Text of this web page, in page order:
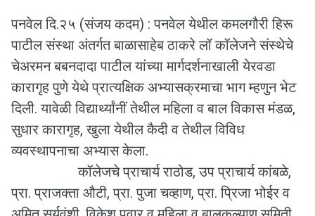
पनवेल दि.२५ (संजय कदम) : पनवेल येथील कमलगौरी हिरू
पाटील संस्था अंतर्गत बाळासाहेब ठाकरे लॉ कॉलेजने संस्थेचे
चेअरमन बबनदादा पाटील यांच्या मार्गदर्शनाखाली येरवडा
कारागृह पुणे येथे प्रात्यक्षिक अभ्यासक्रमाचा भाग म्हणुन भेट
दिली. यावेळी विद्यार्थ्यांनीं तेथील महिला व बाल विकास मंडळ,
सुधार कारागृह, खुला येथील कैदी व तेथील विविध
व्यवस्थापनाचा अभ्यास केला.
कॉलेजचे प्राचार्य राठोड, उप प्राचार्य कांबळे,
प्रा. प्राजक्ता औटी, प्रा. पुजा चव्हाण, प्रा. प्रिजा भोईर व